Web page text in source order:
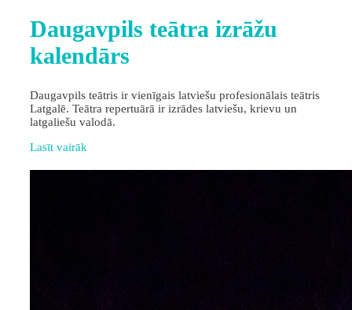
Daugavpils teātra izrāžu
kalendārs
Daugavpils teātris ir vienīgais latviešu profesionālais teātris
Latgalē. Teātra repertuārā ir izrādes latviešu, krievu un
latgaliešu valodā.
Lasīt vairāk